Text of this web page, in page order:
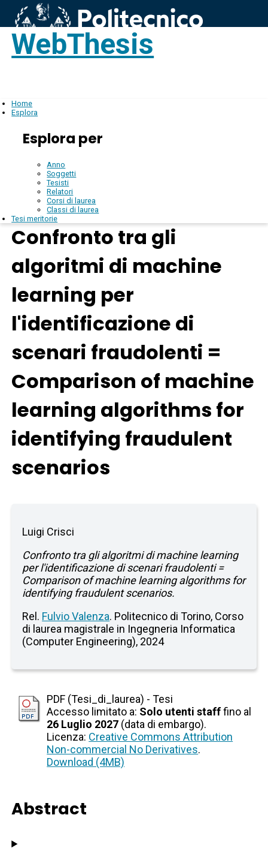
WebThesis
Home
Esplora
Esplora per
Anno
Soggetti
Tesisti
Relatori
Corsi di laurea
Classi di laurea
Tesi meritorie
Confronto tra gli
algoritmi di machine
learning per
l'identificazione di
scenari fraudolenti =
Comparison of machine
learning algorithms for
identifying fraudulent
scenarios
Luigi Crisci
Confronto tra gli algoritmi di machine learning
per l'identificazione di scenari fraudolenti =
Comparison of machine learning algorithms for
identifying fraudulent scenarios.
Rel. Fulvio Valenza. Politecnico di Torino, Corso
di laurea magistrale in Ingegneria Informatica
(Computer Engineering), 2024
PDF (Tesi_di_laurea) - Tesi
Accesso limitato a: Solo utenti stafffino al
26 Luglio 2027 (data di embargo).
Licenza: Creative Commons Attribution
Non-commercial No Derivatives.
Download (4MB)
Abstract